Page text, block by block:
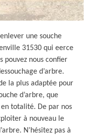
une souche
31530 qui eerce
pouvez nous confier
d’arbre.
la plus adaptée pour
d’arbre, que
en totalité. De par nos
à nouveau le
N’hésitez pas à